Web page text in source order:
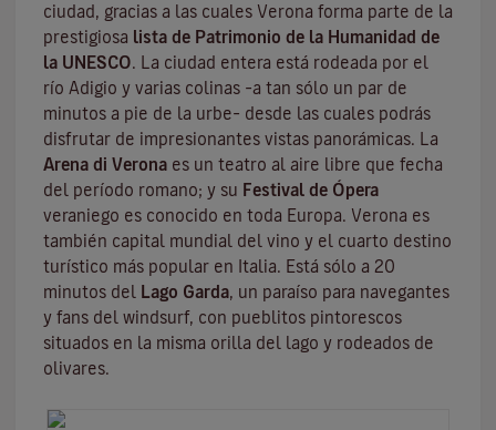
ciudad, gracias a las cuales Verona forma parte de la
prestigiosa lista de Patrimonio de la Humanidad de
la UNESCO. La ciudad entera está rodeada por el
río Adigio y varias colinas –a tan sólo un par de
minutos a pie de la urbe– desde las cuales podrás
disfrutar de impresionantes vistas panorámicas. La
Arena di Verona es un teatro al aire libre que fecha
del período romano; y su Festival de Ópera
veraniego es conocido en toda Europa. Verona es
también capital mundial del vino y el cuarto destino
turístico más popular en Italia. Está sólo a 20
minutos del Lago Garda, un paraíso para navegantes
y fans del windsurf, con pueblitos pintorescos
situados en la misma orilla del lago y rodeados de
olivares.